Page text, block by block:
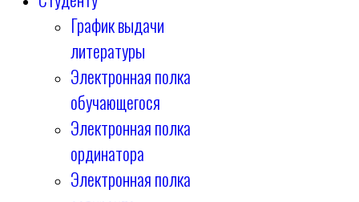
График выдачи
литературы
Электронная полка
обучающегося
Электронная полка
ординатора
Электронная полка